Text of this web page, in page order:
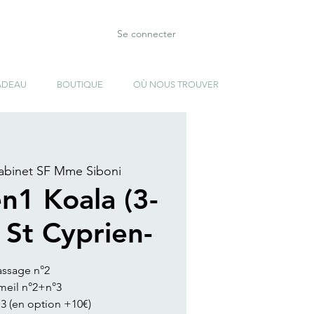
Se connecter
BOUTIQUE OÙ NOUS TROUVER
SF Mme Siboni
Koala (3-
Cyprien-
n°2
n°2+n°3
(en option +10€)